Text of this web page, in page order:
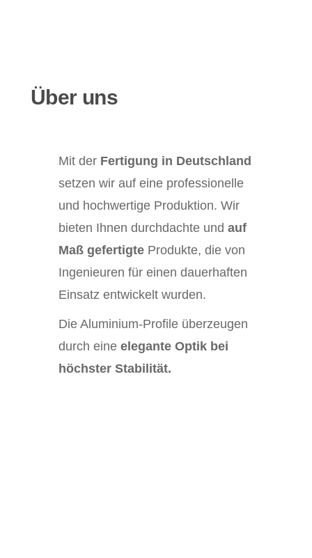
Über uns
Mit der Fertigung in Deutschland
setzen wir auf eine professionelle
und hochwertige Produktion. Wir
bieten Ihnen durchdachte und auf
Maß gefertigte Produkte, die von
Ingenieuren für einen dauerhaften
Einsatz entwickelt wurden.
Die Aluminium-Profile überzeugen
durch eine elegante Optik bei
höchster Stabilität.